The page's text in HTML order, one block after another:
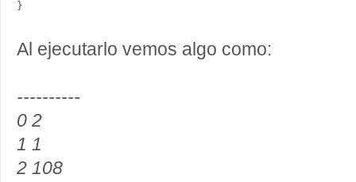
Al ejecutarlo vemos algo como:
----------
0 2
1 1
2 108